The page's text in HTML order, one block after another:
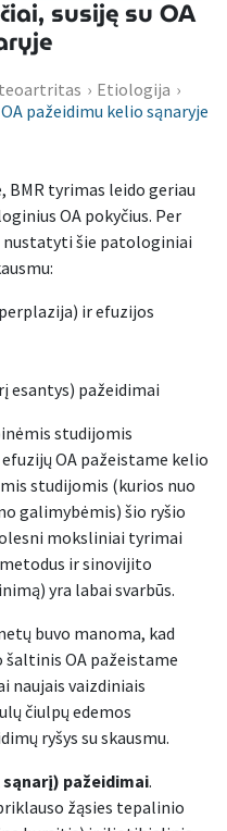
susiję su OA
› Etiologija ›
pažeidimu kelio sąnaryje
BMR tyrimas leido geriau
OA pokyčius. Per
nustatyti šie patologiniai
ir efuzijos
esantys) pažeidimai
studijomis
OA pažeistame kelio
studijomis (kurios nuo
galimybėmis) šio ryšio
moksliniai tyrimai
ir sinovijito
yra labai svarbūs.
buvo manoma, kad
šaltinis OA pažeistame
naujais vaizdiniais
čiulpų edemos
ryšys su skausmu.
pažeidimai.
žąsies tepalinio